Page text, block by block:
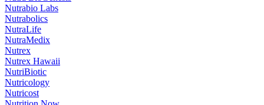
Nutrabio Labs
Nutrabolics
NutraLife
NutraMedix
Nutrex
Nutrex Hawaii
NutriBiotic
Nutricology
Nutricost